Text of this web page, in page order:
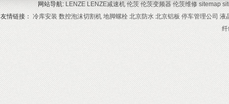
网站导航: LENZE LENZE减速机 伦茨 伦茨变频器 伦茨维修 sitemap
友情链接： 冷库安装 数控泡沫切割机 地脚螺栓 北京防水 北京铝板 停车管理公司 液
纤